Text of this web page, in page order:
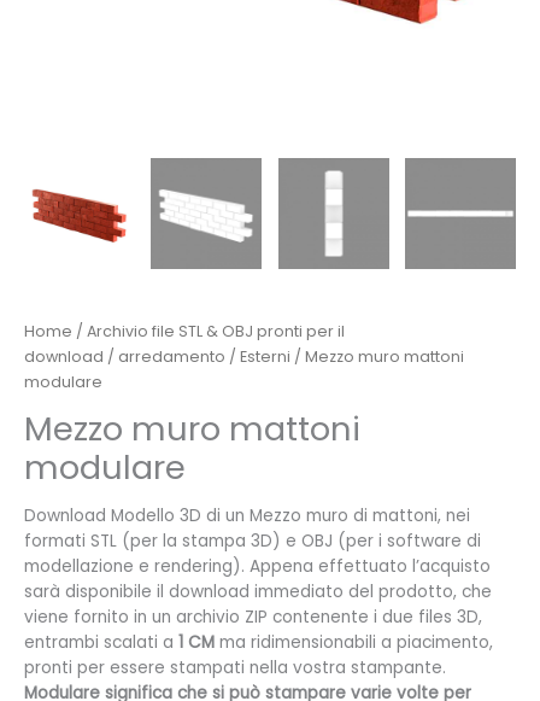
Home / Archivio file STL & OBJ pronti per il
download / arredamento / Esterni / Mezzo muro mattoni
modulare
Mezzo muro mattoni
modulare
Download Modello 3D di un Mezzo muro di mattoni, nei
formati STL (per la stampa 3D) e OBJ (per i software di
modellazione e rendering). Appena effettuato l’acquisto
sarà disponibile il download immediato del prodotto, che
viene fornito in un archivio ZIP contenente i due files 3D,
entrambi scalati a 1 CM ma ridimensionabili a piacimento,
pronti per essere stampati nella vostra stampante.
Modulare significa che si può stampare varie volte per